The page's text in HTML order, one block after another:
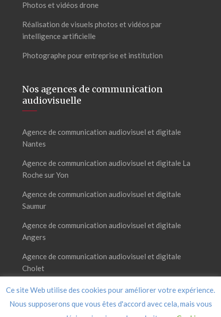
Photos et vidéos drone
Réalisation de visuels photos et vidéos par
intelligence artificielle
Photographe pour entreprise et institution
Nos agences de communication
audiovisuelle
Agence de communication audiovisuel et digitale
Nantes
Agence de communication audiovisuel et digitale La
Roche sur Yon
Agence de communication audiovisuel et digitale
Saumur
Agence de communication audiovisuel et digitale
Angers
Agence de communication audiovisuel et digitale
Cholet
Ce site Web utilise des cookies pour améliorer votre expérience.
Nous supposerons que vous êtes d'accord avec cela, mais vous